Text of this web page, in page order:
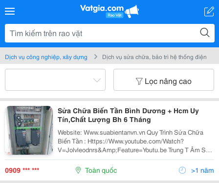
Dịch vụ công nghiệp, xây dựng Dịch vụ sửa chữa, bảo trì hệ thống điện
Lọc nâng cao
Sửa Chữa Biến Tần Bình Dương + Hcm Uy
Tín,Chất Lượng Bh 6 Tháng
Website: Www.suabientanvn.vn Quy Trình Sửa Chữa
Biến Tần : Https://Www.youtube.com/Watch?
V=Jolvleodnrs&Amp;Feature=Youtu.be Trung T Âm Sửa
Chữa Biến Tần I.s.c: Là Đơn Vị Hoạt Động Chuyên Sâu
Trong Các Lĩnh Vực: ● Chuyên Cung Cấp Linh Kiện
0909 *** *** Toàn quốc >1 năm